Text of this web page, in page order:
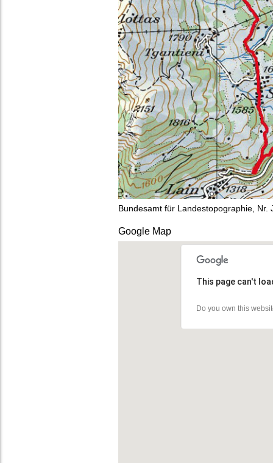
Bundesamt für Landestopographie, Nr.
Google Map
This page can't
Do you own this